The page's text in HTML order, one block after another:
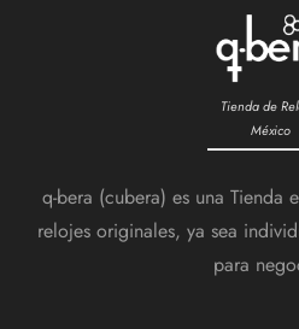
Tienda de
México
q-bera (cubera) es una Tienda
relojes originales, ya sea
para